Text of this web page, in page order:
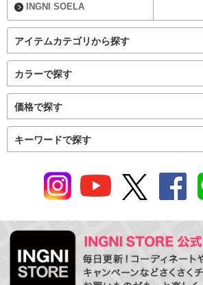
INGNI SOELA
アイテムカテゴリから探す
カラーで探す
価格で探す
キーワードで探す